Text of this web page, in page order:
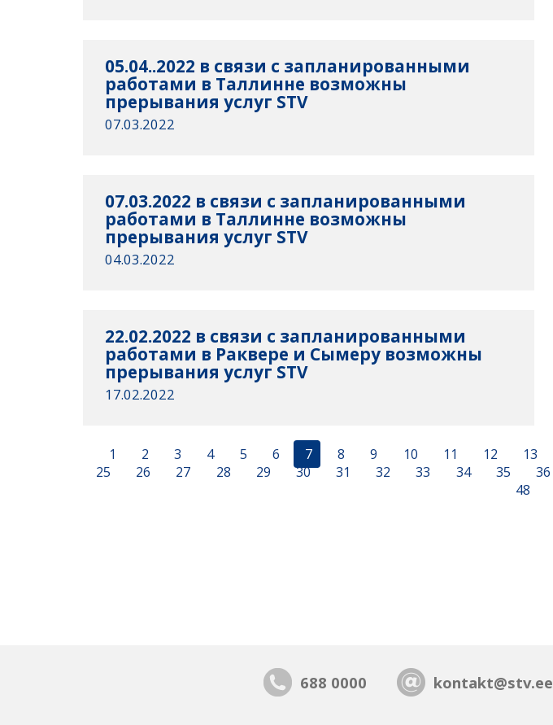
05.04..2022 в связи с запланированными
работами в Таллинне возможны
прерывания услуг STV
07.03.2022
07.03.2022 в связи с запланированными
работами в Таллинне возможны
прерывания услуг STV
04.03.2022
22.02.2022 в связи с запланированными
работами в Раквере и Сымеру возможны
прерывания услуг STV
17.02.2022
1 2 3 4 5 6 7 8 9 10 11 12 13
25
26 27 28 29 30 31 32 33 34 35 36
48
688 0000 kontakt@stv.ee